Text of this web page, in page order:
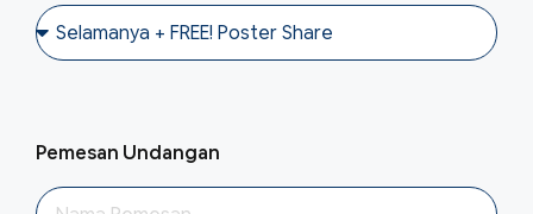
Pemesan Undangan